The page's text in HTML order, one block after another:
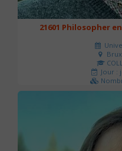
21601 Philosopher
Jour :